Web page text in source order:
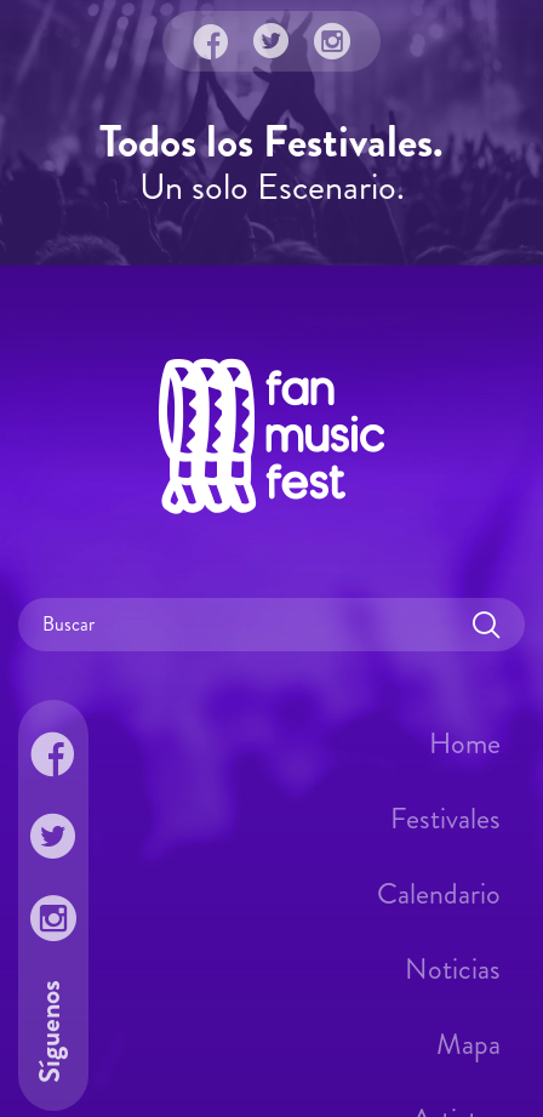
Todos los Festivales.
Un solo Escenario.
Home
Festivales
Calendario
Noticias
Mapa
Síguenos